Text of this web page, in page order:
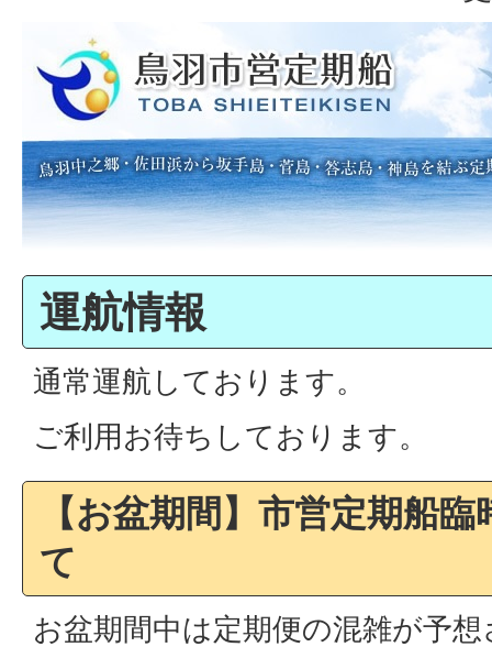
運航情報
通常運航しております。
ご利用お待ちしております。
【お盆期間】市営定期船
て
お盆期間中は定期便の混雑が予